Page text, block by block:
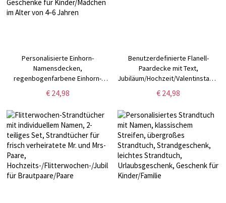
Personalisierte Einhorn-
Namensdecken,
regenbogenfarbene Einhorn-
plüschige Flanelldecken,
Geschenke für Kinder/Mädchen
im Alter von 4–6 Jahren
€ 24,98
Benutzerdefinierte Flanell-
Paardecke mit Text,
Jubiläum/Hochzeit/Valentinstag/
Geschenk für ihn/sie
€ 24,98